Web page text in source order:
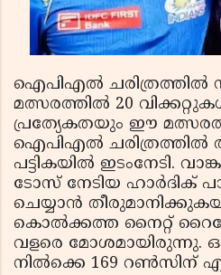
ഐപിഎൽ ചരിത്രത്തിൽ
മത്സരത്തിൽ 20
പ്രത്യേകതയും ഈ
ഐപിഎൽ
പട്ടികയിൽ ഇടംനേടി.
ടോസ് നേടിയ ഹാർദിക്
ചെയ്യാൻ
കൊൽക്കത്ത നൈറ്റ്
വളരെ മോശമായിരുന്നു.
നിൽക്കെ 169 റൺസിന്